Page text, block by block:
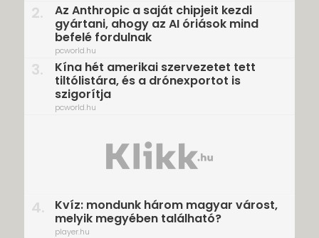
2.
Az Anthropic a saját chipjeit kezdi
gyártani, ahogy az AI óriások mind
befelé fordulnak
pcworld.hu
3.
Kína hét amerikai szervezetet tett
tiltólistára, és a drónexportot is
szigorítja
pcworld.hu
4.
Kvíz: mondunk három magyar várost,
melyik megyében található?
player.hu